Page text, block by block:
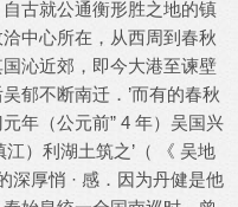
古就公通衡形胜之地的镇
中心所在，从西周到春秋
沁近郊，即今大港至谏壁
郁不断南迁．’而有的春秋
年（公元前” 4 年）吴国兴
）利湖土筑之’（ 《 吴地
深厚悄 · 感．因为丹健是他